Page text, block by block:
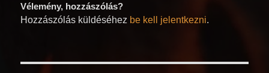
Vélemény, hozzászólás?
Hozzászólás küldéséhez be kell jelentkezni.